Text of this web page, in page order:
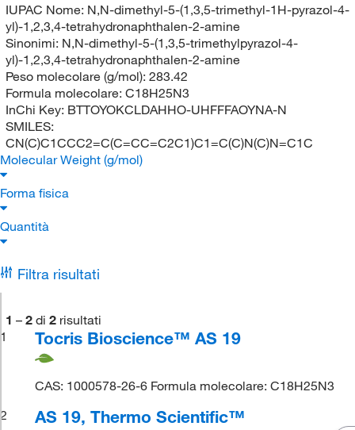
IUPAC Nome: N,N-dimethyl-5-(1,3,5-trimethyl-1H-pyrazol-4-
yl)-1,2,3,4-tetrahydronaphthalen-2-amine
Sinonimi: N,N-dimethyl-5-(1,3,5-trimethylpyrazol-4-
yl)-1,2,3,4-tetrahydronaphthalen-2-amine
Peso molecolare (g/mol): 283.42
Formula molecolare: C18H25N3
InChi Key: BTTOYOKCLDAHHO-UHFFFAOYNA-N
SMILES:
CN(C)C1CCC2=C(C=CC=C2C1)C1=C(C)N(C)N=C1C
Molecular Weight (g/mol)
Forma fisica
Quantità
Filtra risultati
1 – 2 di 2 risultati
1
Tocris Bioscience™ AS 19
CAS: 1000578-26-6 Formula molecolare: C18H25N3
2
AS 19, Thermo Scientific™